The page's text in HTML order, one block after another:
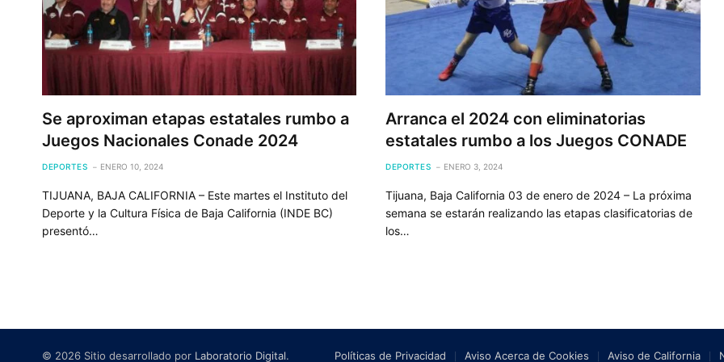
Se aproximan etapas estatales rumbo a
Juegos Nacionales Conade 2024
DEPORTES ENERO 10, 2024
TIJUANA, BAJA CALIFORNIA – Este martes el Instituto del
Deporte y la Cultura Física de Baja California (INDE BC)
presentó…
Arranca el 2024 con eliminatorias
estatales rumbo a los Juegos CONADE
DEPORTES ENERO 3, 2024
Tijuana, Baja California 03 de enero de 2024 – La próxima
semana se estarán realizando las etapas clasificatorias de
los…
© 2026 Sitio desarrollado por Laboratorio Digital. Políticas de Privacidad Aviso Acerca de Cookies Aviso de California